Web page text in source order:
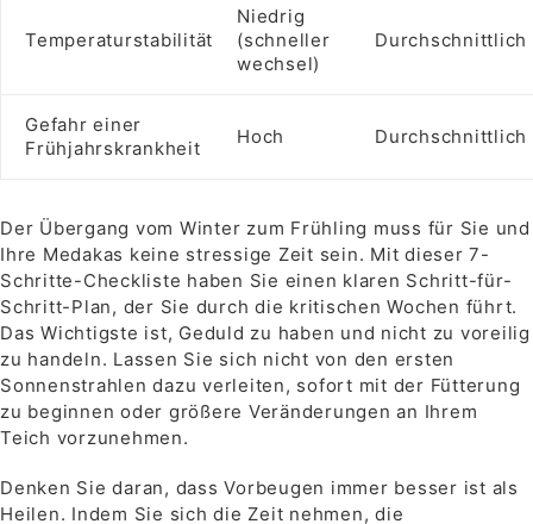
Temperaturstabilität
Niedrig
(schneller
wechsel)
Durchschnittlich
Gefahr einer
Frühjahrskrankheit
Hoch Durchschnittlich
Der Übergang vom Winter zum Frühling muss für Sie und
Ihre Medakas keine stressige Zeit sein. Mit dieser 7-
Schritte-Checkliste haben Sie einen klaren Schritt-für-
Schritt-Plan, der Sie durch die kritischen Wochen führt.
Das Wichtigste ist, Geduld zu haben und nicht zu voreilig
zu handeln. Lassen Sie sich nicht von den ersten
Sonnenstrahlen dazu verleiten, sofort mit der Fütterung
zu beginnen oder größere Veränderungen an Ihrem
Teich vorzunehmen.
Denken Sie daran, dass Vorbeugen immer besser ist als
Heilen. Indem Sie sich die Zeit nehmen, die